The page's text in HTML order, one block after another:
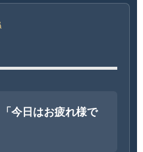
今日はお疲れ様で